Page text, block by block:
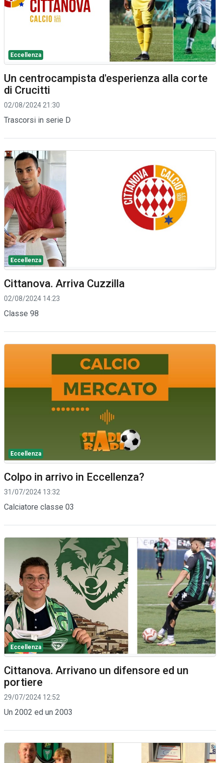
Eccellenza
Un centrocampista d'esperienza alla corte
di Crucitti
02/08/2024 21:30
Trascorsi in serie D
Eccellenza
Cittanova. Arriva Cuzzilla
02/08/2024 14:23
Classe 98
Eccellenza
Colpo in arrivo in Eccellenza?
31/07/2024 13:32
Calciatore classe 03
Eccellenza
Cittanova. Arrivano un difensore ed un
portiere
29/07/2024 12:52
Un 2002 ed un 2003